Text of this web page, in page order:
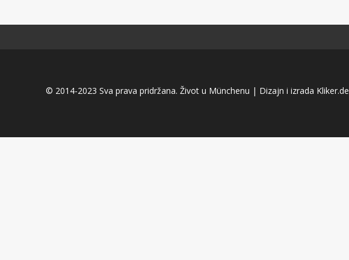
© 2014-2023 Sva prava pridržana. Život u Münchenu | Dizajn i izrada Kliker.de